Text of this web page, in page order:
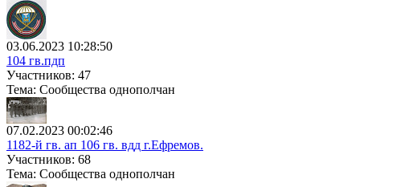
03.06.2023 10:28:50
104 гв.пдп
Участников: 47
Тема: Сообщества однополчан
07.02.2023 00:02:46
1182-й гв. ап 106 гв. вдд г.Ефремов.
Участников: 68
Тема: Сообщества однополчан